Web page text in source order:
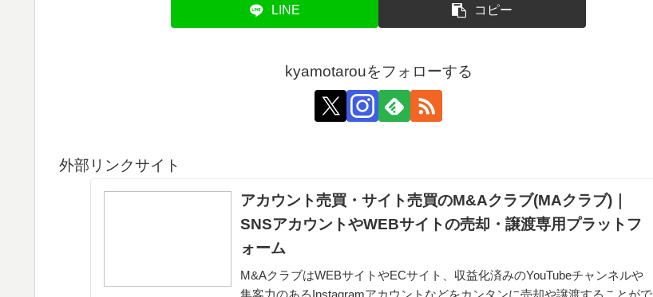
LINE コピー
kyamotarouをフォローする
外部リンクサイト
アカウント売買・サイト売買のM&Aクラブ(MAクラブ)｜
SNSアカウントやWEBサイトの売却・譲渡専用プラットフ
ォーム
M&AクラブはWEBサイトやECサイト、収益化済みのYouTubeチャンネルや